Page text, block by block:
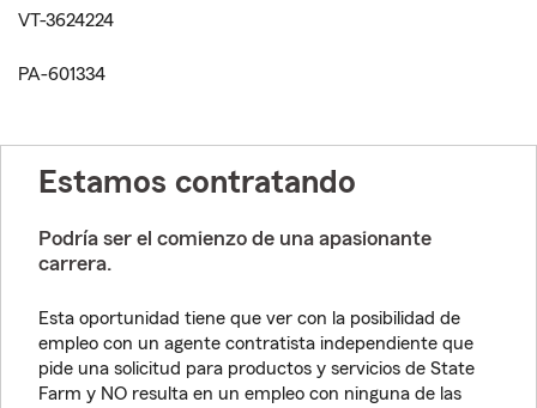
VT-3624224
PA-601334
Estamos contratando
Podría ser el comienzo de una apasionante
carrera.
Esta oportunidad tiene que ver con la posibilidad de
empleo con un agente contratista independiente que
pide una solicitud para productos y servicios de State
Farm y NO resulta en un empleo con ninguna de las